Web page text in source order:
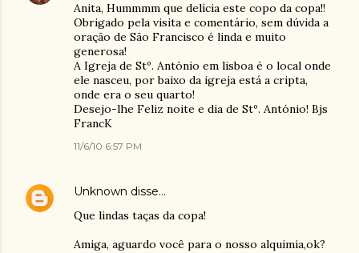
Anita, Hummmm que delícia este copo da copa!!
Obrigado pela visita e comentário, sem dúvida a
oração de São Francisco é linda e muito
generosa!
A Igreja de Stº. António em lisboa é o local onde
ele nasceu, por baixo da igreja está a cripta,
onde era o seu quarto!
Desejo-lhe Feliz noite e dia de Stº. António! Bjs
FrancK
11/6/10 6:57 PM
Unknown disse…
Que lindas taças da copa!
Amiga, aguardo você para o nosso alquimia,ok?